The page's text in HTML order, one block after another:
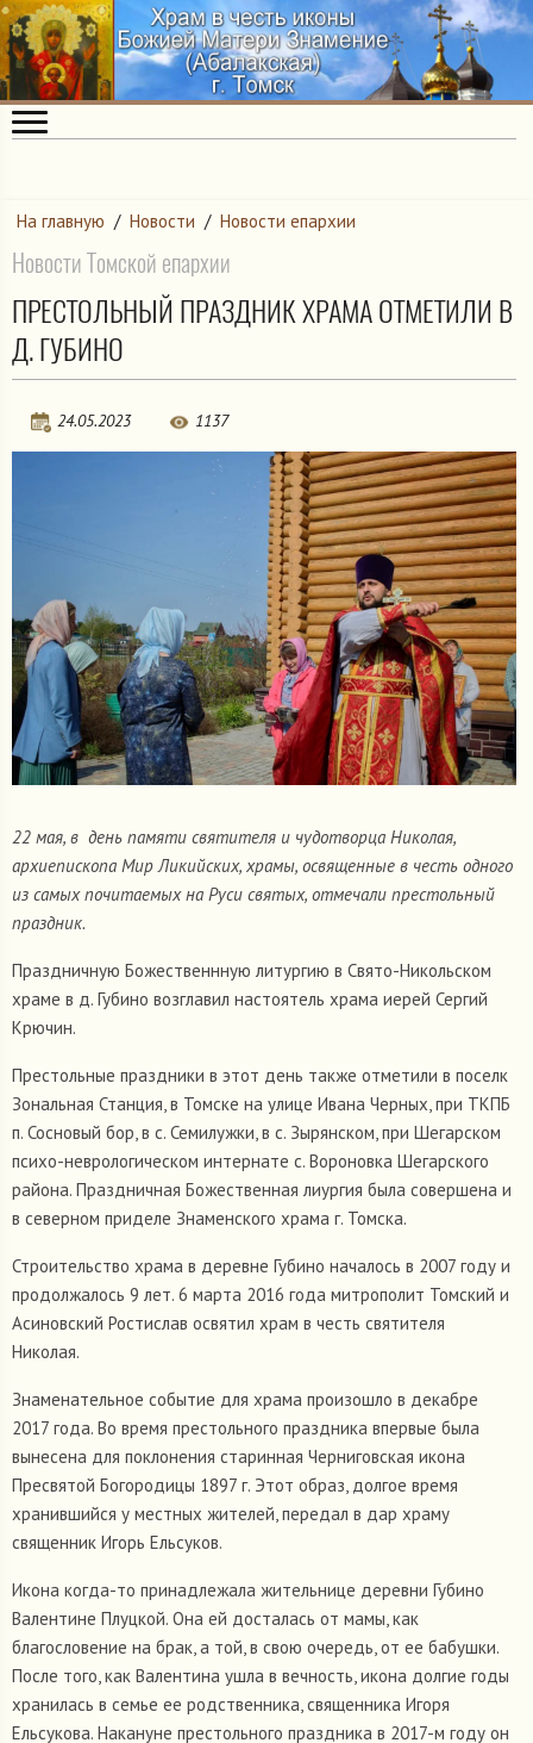
На главную / Новости / Новости епархии
Новости Томской епархии
ПРЕСТОЛЬНЫЙ ПРАЗДНИК ХРАМА ОТМЕТИЛИ В
Д. ГУБИНО
24.05.2023 1137
22 мая, в день памяти святителя и чудотворца Николая,
архиепископа Мир Ликийских, храмы, освященные в честь одного
из самых почитаемых на Руси святых, отмечали престольный
праздник.
Праздничную Божественнную литургию в Свято-Никольском
храме в д. Губино возглавил настоятель храма иерей Сергий
Крючин.
Престольные праздники в этот день также отметили в поселк
Зональная Станция, в Томске на улице Ивана Черных, при ТКПБ
п. Сосновый бор, в с. Семилужки, в с. Зырянском, при Шегарском
психо-неврологическом интернате с. Вороновка Шегарского
района. Праздничная Божественная лиургия была совершена и
в северном приделе Знаменского храма г. Томска.
Строительство храма в деревне Губино началось в 2007 году и
продолжалось 9 лет. 6 марта 2016 года митрополит Томский и
Асиновский Ростислав освятил храм в честь святителя
Николая.
Знаменательное событие для храма произошло в декабре
2017 года. Во время престольного праздника впервые была
вынесена для поклонения старинная Черниговская икона
Пресвятой Богородицы 1897 г. Этот образ, долгое время
хранившийся у местных жителей, передал в дар храму
священник Игорь Ельсуков.
Икона когда-то принадлежала жительнице деревни Губино
Валентине Плуцкой. Она ей досталась от мамы, как
благословение на брак, а той, в свою очередь, от ее бабушки.
После того, как Валентина ушла в вечность, икона долгие годы
хранилась в семье ее родственника, священника Игоря
Ельсукова. Накануне престольного праздника в 2017-м году он